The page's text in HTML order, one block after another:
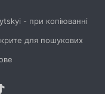
- при копіюванні
для пошукових